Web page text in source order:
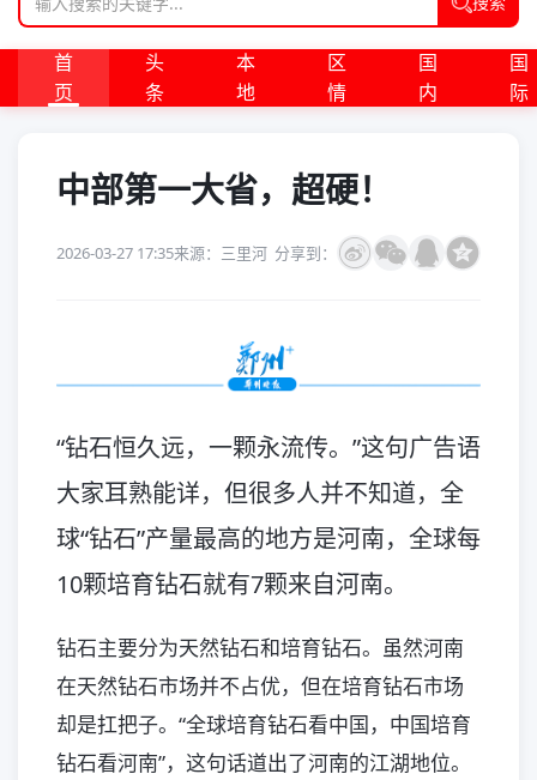
首
页
头
条
本
地
区
情
国
内
国
际
中部第一大省，超硬！
2026-03-27 17:35来源：三里河 分享到：
“钻石恒久远，一颗永流传。”这句广告语
大家耳熟能详，但很多人并不知道，全
球“钻石”产量最高的地方是河南，全球每
10颗培育钻石就有7颗来自河南。
钻石主要分为天然钻石和培育钻石。虽然河南
在天然钻石市场并不占优，但在培育钻石市场
却是扛把子。“全球培育钻石看中国，中国培育
钻石看河南”，这句话道出了河南的江湖地位。